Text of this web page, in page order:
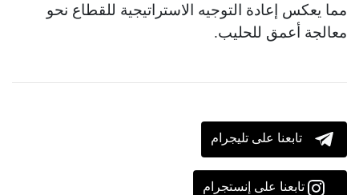
مما يعكس إعادة التوجيه الاستراتيجية للقطاع نحو
معالجة أعمق للحليب.
تابعنا على تليجرام
تابعنا على إنستجرام